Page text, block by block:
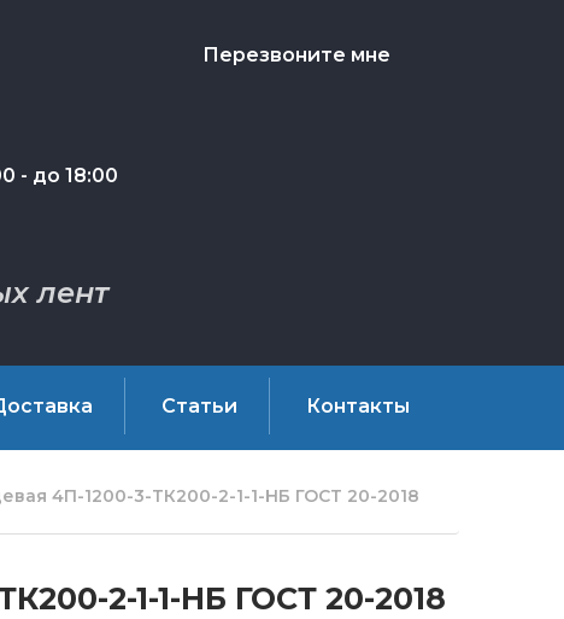
- до 18:00
Перезвоните мне
лент
Статьи Контакты
4П-1200-3-ТК200-2-1-1-НБ ГОСТ 20-2018
2-1-1-НБ ГОСТ 20-2018